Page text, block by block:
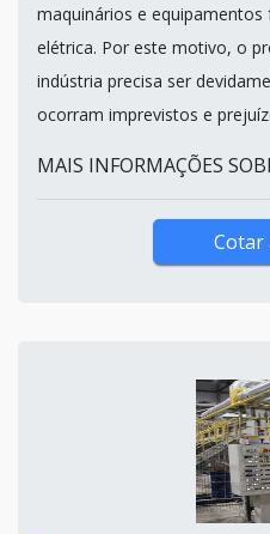
maquinários e
elétrica. Por este motivo, o
indústria precisa ser
ocorram imprevistos e
MAIS INFORMAÇÕES
Cotar